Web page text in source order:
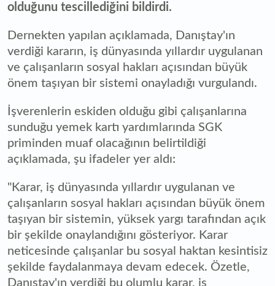
olduğunu tescillediğini bildirdi.
Dernekten yapılan açıklamada, Danıştay'ın
verdiği kararın, iş dünyasında yıllardır uygulanan
ve çalışanların sosyal hakları açısından büyük
önem taşıyan bir sistemi onayladığı vurgulandı.
İşverenlerin eskiden olduğu gibi çalışanlarına
sunduğu yemek kartı yardımlarında SGK
priminden muaf olacağının belirtildiği
açıklamada, şu ifadeler yer aldı:
"Karar, iş dünyasında yıllardır uygulanan ve
çalışanların sosyal hakları açısından büyük önem
taşıyan bir sistemin, yüksek yargı tarafından açık
bir şekilde onaylandığını gösteriyor. Karar
neticesinde çalışanlar bu sosyal haktan kesintisiz
şekilde faydalanmaya devam edecek. Özetle,
Danıştay'ın verdiği bu olumlu karar, iş